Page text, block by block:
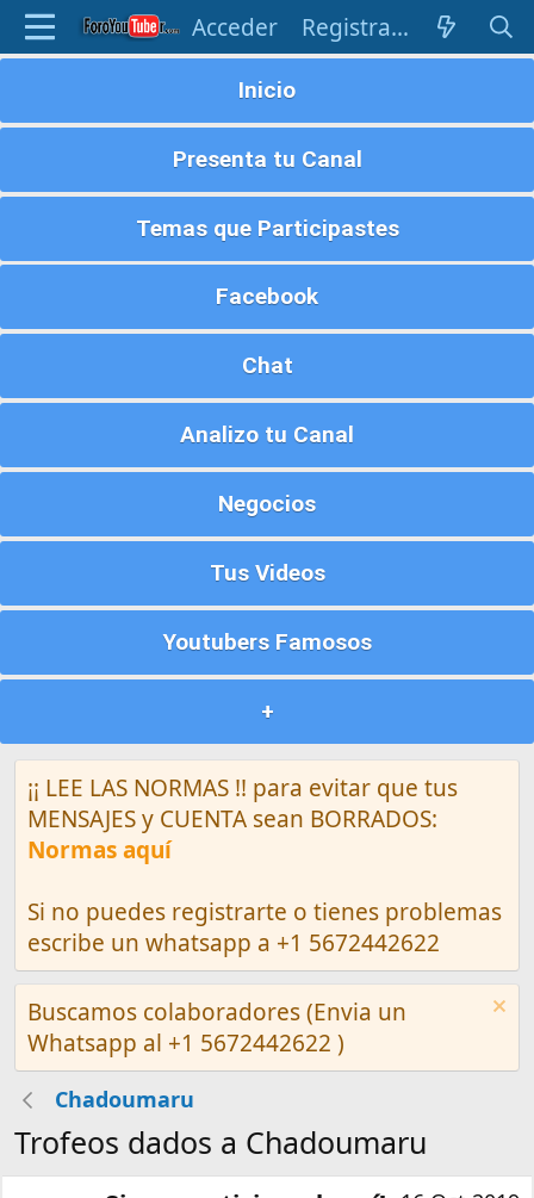
Acceder Registrarse
Inicio
Presenta tu Canal
Temas que Participastes
Facebook
Chat
Analizo tu Canal
Negocios
Tus Videos
Youtubers Famosos
+
¡¡ LEE LAS NORMAS !! para evitar que tus
MENSAJES y CUENTA sean BORRADOS:
Normas aquí
Si no puedes registrarte o tienes problemas
escribe un whatsapp a +1 5672442622
Buscamos colaboradores (Envia un
Whatsapp al +1 5672442622 )
Chadoumaru
Trofeos dados a Chadoumaru